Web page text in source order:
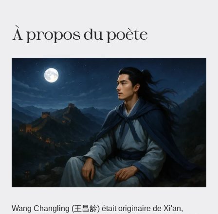
À propos du poète
Wang Changling (王昌龄) était originaire de Xi'an,